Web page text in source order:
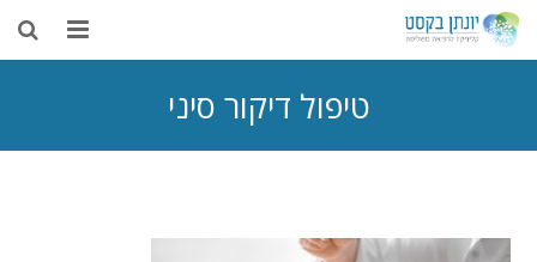
טיפולים נוספים
טיפול דיקור סיני